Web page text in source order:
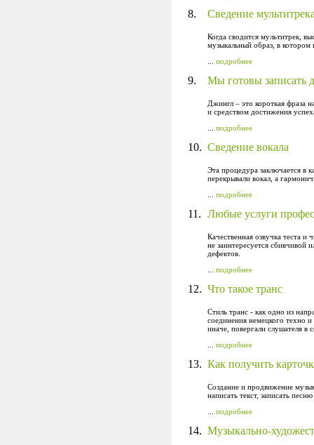
8. Сведение
Когда сводится мультитрек,
музыкальный образ, в
подробнее
9. Мы готовы записать
Джингл – это короткая фраза
и средством достижения
подробнее
10. Сведение вокала
Эта процедура заключается в
перекрывали вокал, а
подробнее
11. Любые услуги
Качественная озвучка теста
не заинтересуется сбивчивой
дефектов.
подробнее
12. Что такое транс
Стиль транс - как одно из
соединения немецкого техно
иначе, повергали слушателя в
подробнее
13. Как получить
Создание и продвижение
написать текст, записать
подробнее
14. Музыкально-